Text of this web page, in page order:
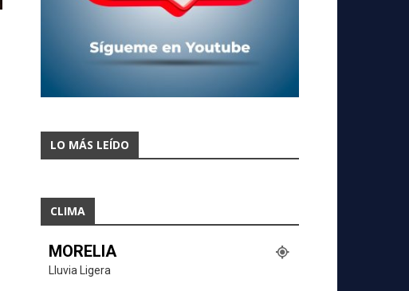
LO MÁS LEÍDO
CLIMA
MORELIA
Lluvia Ligera